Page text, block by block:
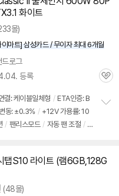
화이트
몰)
마트] 삼성카드 / 무이자 최대 6개월
드로그
등록
관
결: 케이블일체형 / ETA인증: B
동: ±0.3% / +12V 가용률: 10
/ 팬리스모드 / 자동 팬 조절 /
기
탭S10 라이트 (램6GB,128G
(48몰)